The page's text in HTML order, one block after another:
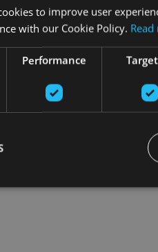
to improve user
with our Cookie Policy.
Performance